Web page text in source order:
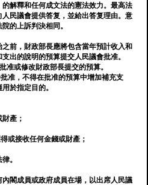
解釋和任何成文法的憲法效力。最高法
民議會提供答复，並給出答复理由。意
的上訴判決相同。
前，財政部長應將包含當年預計收入和
出的說明的預算提交人民議會批准。
准或修改財政部長提交的預算。
准，不得在批准的預算中增加補充支
於指定目的。
產；
或接收任何金錢或財產；
。
閣成員或政府成員在場，以出席人民議